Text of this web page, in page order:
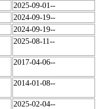
2025-09-01--
2024-09-19--
2024-09-19--
2025-08-11--
2017-04-06--
2014-01-08--
2025-02-04--